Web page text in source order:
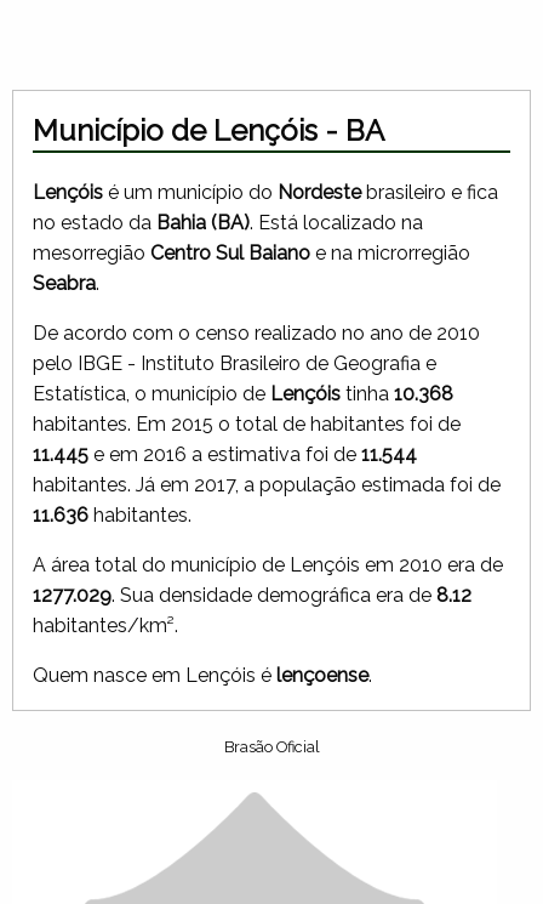
Município de Lençóis - BA
Lençóis é um município do Nordestebrasileiro e fica
no estado da Bahia (BA). Está localizado na
mesorregião Centro Sul Baiano e na microrregião
Seabra.
De acordo com o censo realizado no ano de 2010
pelo IBGE - Instituto Brasileiro de Geografia e
Estatística, o município de Lençóis tinha 10.368
habitantes. Em 2015 o total de habitantes foi de
11.445 e em 2016 a estimativa foi de 11.544
habitantes. Já em 2017, a população estimada foi de
11.636 habitantes.
A área total do município de Lençóis em 2010 era de
1277.029. Sua densidade demográfica era de 8.12
habitantes/km².
Quem nasce em Lençóis é lençoense.
Brasão Oficial